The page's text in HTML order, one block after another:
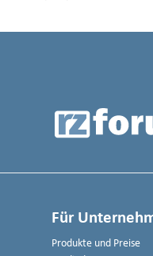
Für
Produkte und Preise